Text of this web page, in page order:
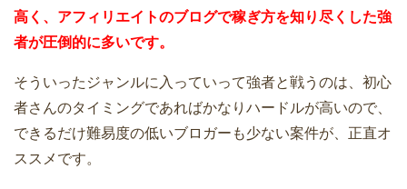
高く、アフィリエイトのブログで稼ぎ方を知り尽くした強
者が圧倒的に多いです。
そういったジャンルに入っていって強者と戦うのは、初心
者さんのタイミングであればかなりハードルが高いので、
できるだけ難易度の低いブロガーも少ない案件が、正直オ
ススメです。